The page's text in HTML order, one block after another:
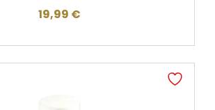
19,99 €